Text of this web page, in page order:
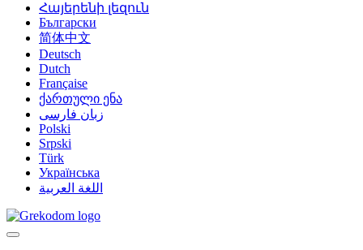
Հայերենի լեզուն
Български
简体中文
Deutsch
Dutch
Française
ქართული ენა
زبان فارسی
Polski
Srpski
Türk
Українська
اللغة العربية